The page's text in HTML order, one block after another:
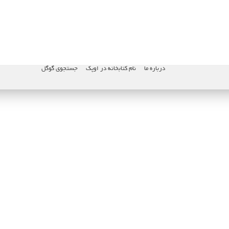
درباره ما نام کتابخانه در اوپک جستجوی گوگل